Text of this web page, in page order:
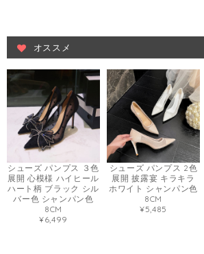
オススメ
シューズ パンプス ３色
展開 心模様 ハイヒール
ハート柄 ブラック シル
バー色 シャンパン色
8CM
¥6,499
シューズ パンプス 2色
展開 披露宴 キラキラ
ホワイト シャンパン色
8CM
¥5,485